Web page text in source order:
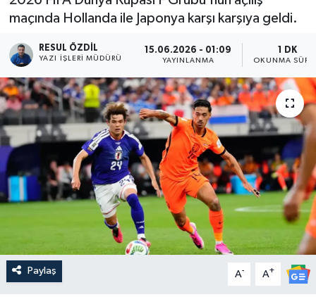
maçında Hollanda ile Japonya karşı karşıya geldi.
RESUL ÖZDIL
YAZI İŞLERI MÜDÜRÜ
15.06.2026 - 01:09
YAYINLANMA
1 DK
OKUNMA
Paylaş A- A+